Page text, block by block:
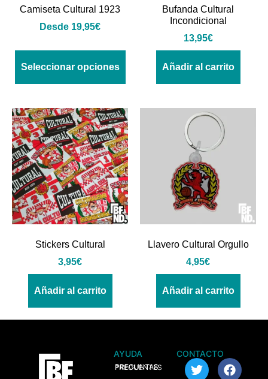
Camiseta Cultural 1923
Desde 19,95€
Seleccionar opciones
Bufanda Cultural
Incondicional
13,95€
Añadir al carrito
Stickers Cultural
3,95€
Añadir al carrito
Llavero Cultural Orgullo
4,95€
Añadir al carrito
AYUDA
> PREGUNTAS FRECUENTES
CONTACTO